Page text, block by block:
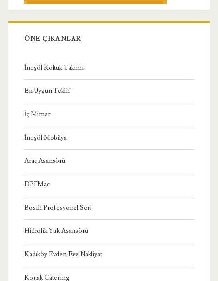
ÖNE ÇIKANLAR
İnegöl Koltuk Takımı
En Uygun Teklif
İç Mimar
İnegöl Mobilya
Araç Asansörü
DPFMac
Bosch Profesyonel Seri
Hidrolik Yük Asansörü
Kadıköy Evden Eve Nakliyat
Konak Catering